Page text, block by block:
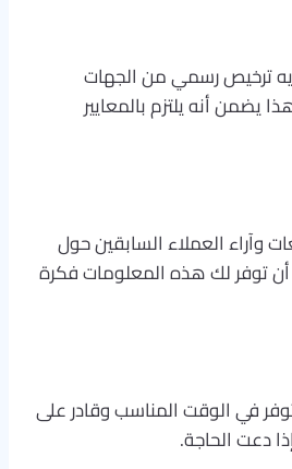
ترخيص رسمي من الجهات
يضمن أنه يلتزم بالمعايير
وآراء العملاء السابقين حول
توفر لك هذه المعلومات فكرة
في الوقت المناسب وقادر على
دعت الحاجة.